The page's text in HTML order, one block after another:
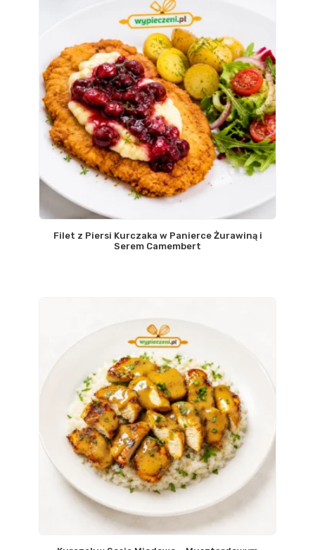
Filet z Piersi Kurczaka w Panierce Żurawiną i
Serem Camembert